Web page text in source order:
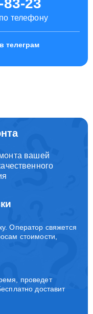
83-23
телефону
в телеграм
вашей
Оператор свяжется
стоимости,
проведет
доставит